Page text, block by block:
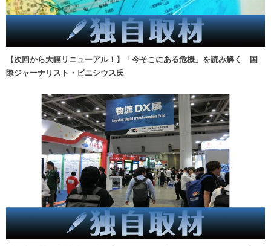
【次回から大幅リニューアル！】「今そこにある危機」を読み解く 国
際ジャーナリスト・ビニシウス氏